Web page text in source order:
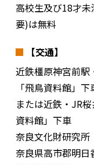
高校生及び18才
要)は無料
【交通】
近鉄橿原神宮前
「飛鳥資料館」下
または近鉄・JR
資料館」下車
奈良文化財研究
奈良県高市郡明日